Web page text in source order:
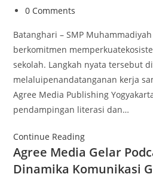
0 Comments
Batanghari – SMP
berkomitmen
sekolah. Langkah nyata tersebut
melaluipenandatanganan kerja
Agree Media Publishing
pendampingan literasi dan…
Continue Reading
Agree Media Gelar
Dinamika Komunikasi